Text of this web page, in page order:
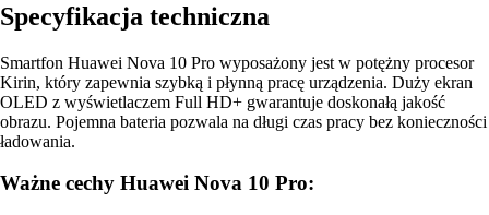
Specyfikacja techniczna
Smartfon Huawei Nova 10 Pro wyposażony jest w potężny procesor
Kirin, który zapewnia szybką i płynną pracę urządzenia. Duży ekran
OLED z wyświetlaczem Full HD+ gwarantuje doskonałą jakość
obrazu. Pojemna bateria pozwala na długi czas pracy bez konieczności
ładowania.
Ważne cechy Huawei Nova 10 Pro: